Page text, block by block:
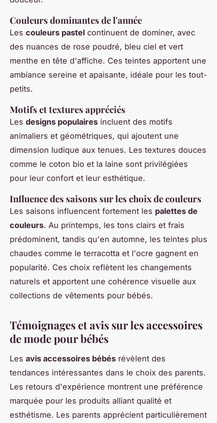
Couleurs dominantes de l'année
Les couleurs pastel continuent de dominer, avec
des nuances de rose poudré, bleu ciel et vert
menthe en tête d'affiche. Ces teintes apportent une
ambiance sereine et apaisante, idéale pour les tout-
petits.
Motifs et textures appréciés
Les designs populaires incluent des motifs
animaliers et géométriques, qui ajoutent une
dimension ludique aux tenues. Les textures douces
comme le coton bio et la laine sont privilégiées
pour leur confort et leur esthétique.
Influence des saisons sur les choix de couleurs
Les saisons influencent fortement les palettes de
couleurs. Au printemps, les tons clairs et frais
prédominent, tandis qu'en automne, les teintes plus
chaudes comme le terracotta et l'ocre gagnent en
popularité. Ces choix reflètent les changements
naturels et apportent une cohérence visuelle aux
collections de vêtements pour bébés.
Témoignages et avis sur les accessoires
de mode pour bébés
Les avis accessoires bébés révèlent des
tendances intéressantes dans le choix des parents.
Les retours d'expérience montrent une préférence
marquée pour les produits alliant qualité et
esthétisme. Les parents apprécient particulièrement